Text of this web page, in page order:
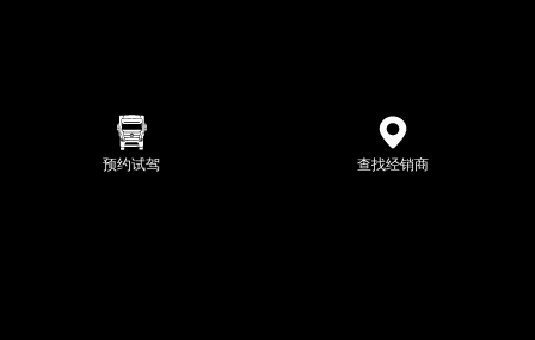
预约试驾 查找经销商